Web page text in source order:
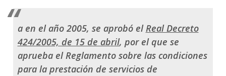
a en el año 2005, se aprobó elReal Decreto
424/2005, de 15 de abril, por el que se
aprueba el Reglamento sobre las condiciones
para la prestación de servicios de